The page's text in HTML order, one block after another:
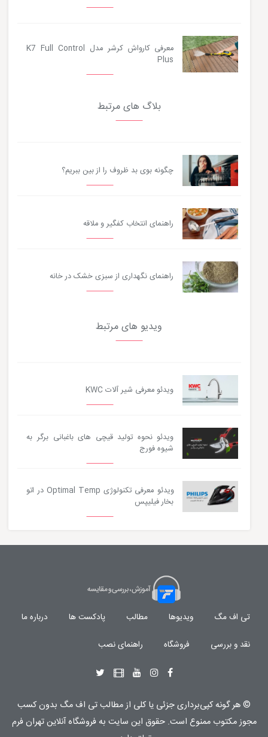
معرفی کارواش کرشر مدل K7 Full Control
Plus
بلاگ های مرتبط
چگونه بوی بد ظروف را از بین ببریم؟
راهنمای انتخاب کفگیر و ملاقه
راهنمای نگهداری از سبزی خشک در خانه
ویدیو های مرتبط
ویدئو معرفی شیر آلات KWC
ویدئو نحوه تولید قیچی های باغبانی برگر به
شیوه فورج
ویدئو معرفی تکنولوژی Optimal Temp در اتو
بخار فیلیپس
تی اف مگ ویدیوها مطالب پادکست ها درباره ما
نقد و بررسی فروشگاه راهنمای نصب
© هر گونهکپی‌برداری جزئی یا کلی از مطالب تی اف مگ بدون کسب
مجوز مکتوبممنوع است. حقوق این سایت بهفروشگاه آنلاین تهران فرم